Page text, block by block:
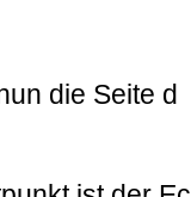
die Seite d